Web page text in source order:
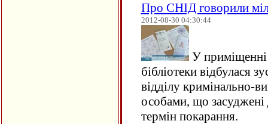
Про СНІД говорили
2012-08-30 04:30:44
У приміщенні
бібліотеки відбулася
відділу кримінально-
особами, що
термін покарання.